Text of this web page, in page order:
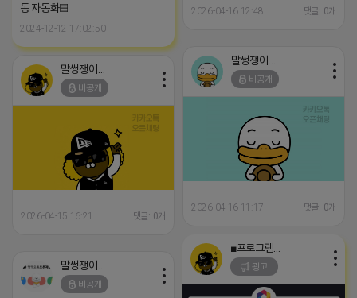
진5장 이상~ 1800원~2400원 지
400원~ 247활성 500원~ --------
--------------------------- ▶▶ AI실
계정 A타입...
2026-04-16 12:48 댓글: 0개
동 자동화▤
2024-12-12 17:02:50
비공개
2026-04-16 11:17 댓글: 0개
비공개
2026-04-15 16:21 댓글: 0개
광고
비공개